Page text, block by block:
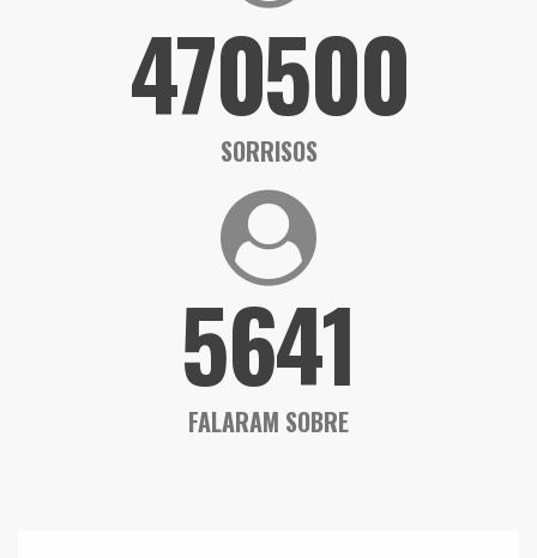
470500
SORRISOS
5641
FALARAM SOBRE